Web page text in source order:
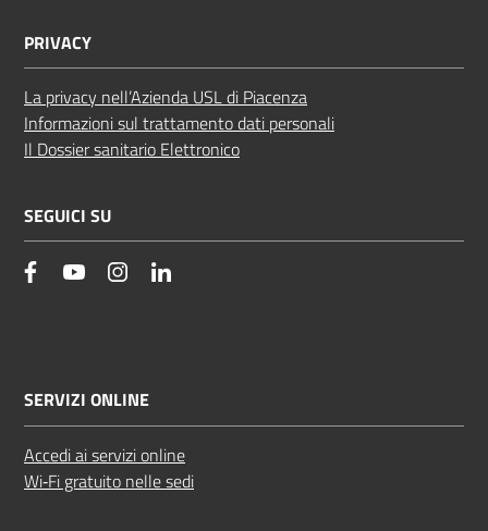
PRIVACY
La privacy nell’Azienda USL di Piacenza
Informazioni sul trattamento dati personali
Il Dossier sanitario Elettronico
SEGUICI SU
facebookYouTube Instagram
SERVIZI ONLINE
Accedi ai servizi online
Wi‑Fi gratuito nelle sedi